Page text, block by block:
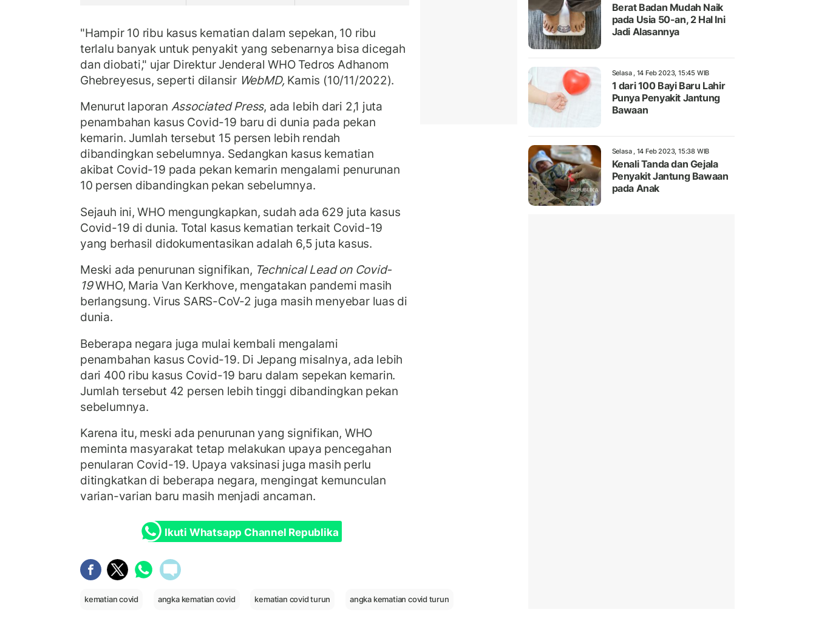
"Hampir 10 ribu kasus kematian dalam sepekan, 10 ribu
terlalu banyak untuk penyakit yang sebenarnya bisa dicegah
dan diobati," ujar Direktur Jenderal WHO Tedros Adhanom
Ghebreyesus, seperti dilansir WebMD,Kamis (10/11/2022).
Menurut laporan Associated Press, ada lebih dari 2,1 juta
penambahan kasus Covid-19 baru di dunia pada pekan
kemarin. Jumlah tersebut 15 persen lebih rendah
dibandingkan sebelumnya. Sedangkan kasus kematian
akibat Covid-19 pada pekan kemarin mengalami penurunan
10 persen dibandingkan pekan sebelumnya.
Sejauh ini, WHO mengungkapkan, sudah ada 629 juta kasus
Covid-19 di dunia. Total kasus kematian terkait Covid-19
yang berhasil didokumentasikan adalah 6,5 juta kasus.
Meski ada penurunan signifikan, Technical Lead on Covid-
19WHO, Maria Van Kerkhove, mengatakan pandemi masih
berlangsung. Virus SARS-CoV-2 juga masih menyebar luas di
dunia.
Beberapa negara juga mulai kembali mengalami
penambahan kasus Covid-19. Di Jepang misalnya, ada lebih
dari 400 ribu kasus Covid-19 baru dalam sepekan kemarin.
Jumlah tersebut 42 persen lebih tinggi dibandingkan pekan
sebelumnya.
Karena itu, meski ada penurunan yang signifikan, WHO
meminta masyarakat tetap melakukan upaya pencegahan
penularan Covid-19. Upaya vaksinasi juga masih perlu
ditingkatkan di beberapa negara, mengingat kemunculan
varian-varian baru masih menjadi ancaman.
Ikuti Whatsapp Channel Republika
kematian covid angka kematian covid kematian covid turun angka kematian covid turun
Berat Badan Mudah Naik
pada Usia 50-an, 2 Hal Ini
Jadi Alasannya
Selasa , 14 Feb 2023, 15:45 WIB
1 dari 100 Bayi Baru Lahir
Punya Penyakit Jantung
Bawaan
Selasa , 14 Feb 2023, 15:38 WIB
Kenali Tanda dan Gejala
Penyakit Jantung Bawaan
pada Anak